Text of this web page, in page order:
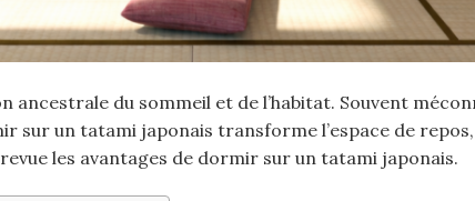
du sommeil et de l’habitat. Souvent
sur un tatami japonais transforme l’espace de
les avantages de dormir sur un tatami japonais.